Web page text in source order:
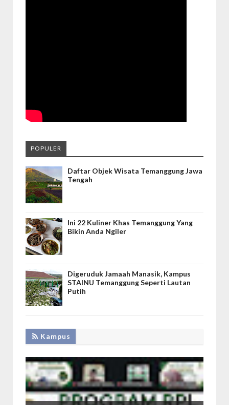
POPULER
Daftar Objek Wisata Temanggung Jawa
Tengah
Ini 22 Kuliner Khas Temanggung Yang
Bikin Anda Ngiler
Digeruduk Jamaah Manasik, Kampus
STAINU Temanggung Seperti Lautan
Putih
Kampus